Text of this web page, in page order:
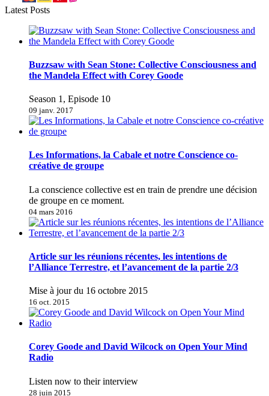
Latest Posts
Buzzsaw with Sean Stone: Collective Consciousness and
the Mandela Effect with Corey Goode
Season 1, Episode 10
09 janv. 2017
Les Informations, la Cabale et notre Conscience co-
créative de groupe
La conscience collective est en train de prendre une décision
de groupe en ce moment.
04 mars 2016
Article sur les réunions récentes, les intentions de
l’Alliance Terrestre, et l’avancement de la partie 2/3
Mise à jour du 16 octobre 2015
16 oct. 2015
Corey Goode and David Wilcock on Open Your Mind
Radio
Listen now to their interview
28 juin 2015